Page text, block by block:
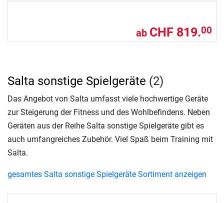
ab CHF 819.00
Salta sonstige Spielgeräte (2)
Das Angebot von Salta umfasst viele hochwertige Geräte
zur Steigerung der Fitness und des Wohlbefindens. Neben
Geräten aus der Reihe Salta sonstige Spielgeräte gibt es
auch umfangreiches Zubehör. Viel Spaß beim Training mit
Salta.
gesamtes Salta sonstige Spielgeräte Sortiment anzeigen